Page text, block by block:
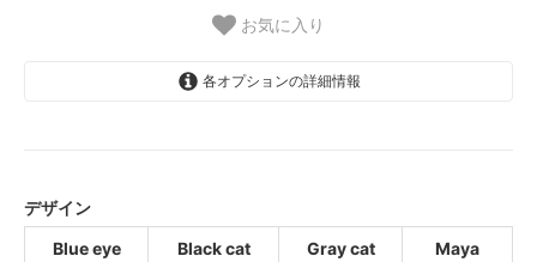
お気に入り
各オプションの詳細情報
Gray cat
デザイン
Blue eye
Black cat Gray cat Maya